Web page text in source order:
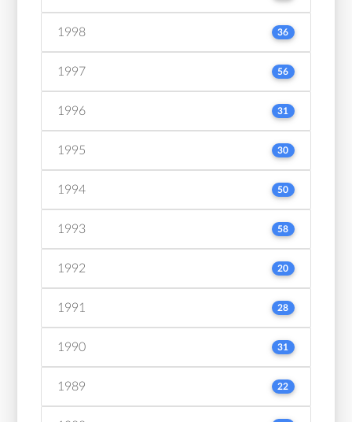
1998 36
1997 56
1996 31
1995 30
1994 50
1993 58
1992 20
1991 28
1990 31
1989 22